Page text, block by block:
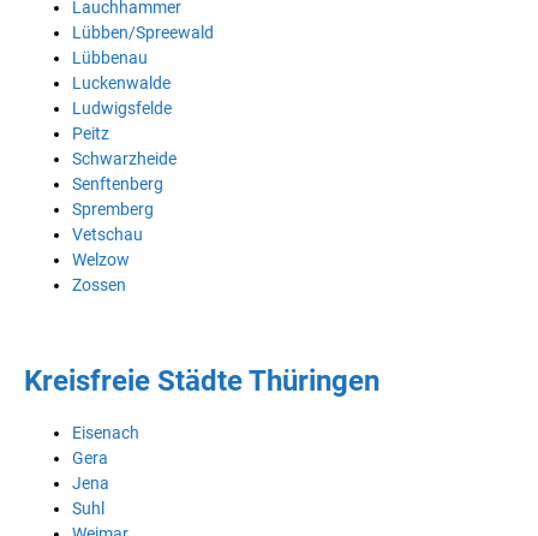
Lauchhammer
Lübben/Spreewald
Lübbenau
Luckenwalde
Ludwigsfelde
Peitz
Schwarzheide
Senftenberg
Spremberg
Vetschau
Welzow
Zossen
Kreisfreie Städte Thüringen
Eisenach
Gera
Jena
Suhl